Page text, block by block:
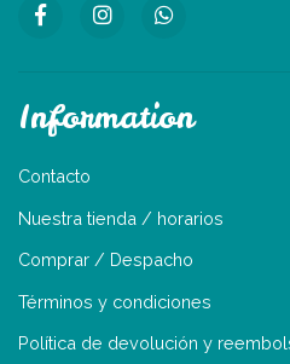
Information
Contacto
Nuestra tienda / horarios
Comprar / Despacho
Términos y condiciones
Política de devolución y